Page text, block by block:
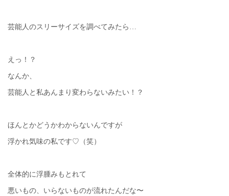
芸能人のスリーサイズを調べてみたら…
えっ！？
なんか、
芸能人と私あんまり変わらないみたい！？
ほんとかどうかわからないんですが
浮かれ気味の私です♡（笑）
全体的に浮腫みもとれて
悪いもの、いらないものが流れたんだな〜